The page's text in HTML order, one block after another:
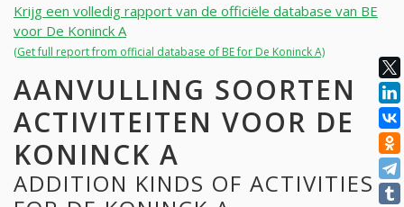
Krijg een volledig rapport van de officiële database van BE
voor De Koninck A
(Get full report from official database of BE for De Koninck A)
AANVULLING SOORTEN
ACTIVITEITEN VOOR DE
KONINCK A
ADDITION KINDS OF ACTIVITIES